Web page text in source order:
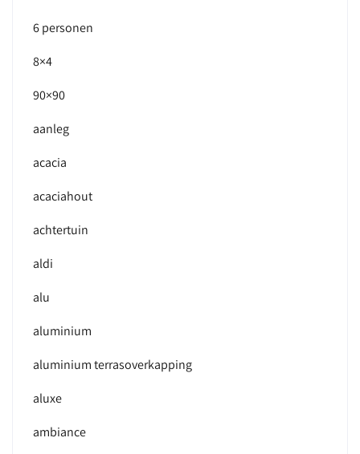
6 personen
8×4
90×90
aanleg
acacia
acaciahout
achtertuin
aldi
alu
aluminium
aluminium terrasoverkapping
aluxe
ambiance